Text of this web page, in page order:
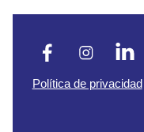
Política de privacidad